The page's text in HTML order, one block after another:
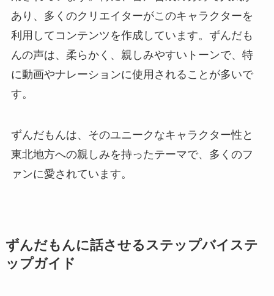
あり、多くのクリエイターがこのキャラクターを
利用してコンテンツを作成しています。ずんだも
んの声は、柔らかく、親しみやすいトーンで、特
に動画やナレーションに使用されることが多いで
す。
ずんだもんは、そのユニークなキャラクター性と
東北地方への親しみを持ったテーマで、多くのフ
ァンに愛されています。
ずんだもんに話させるステップバイステ
ップガイド